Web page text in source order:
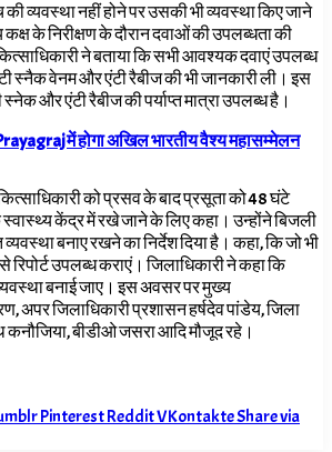
व्यवस्था नहीं होने पर उसकी भी व्यवस्था किए जाने
के निरीक्षण के दौरान दवाओं की उपलब्धता की
ने बताया कि सभी आवश्यक दवाएं उपलब्ध
स्नैक वेनम और एंटी रैबीज की भी जानकारी ली। इस
स्नेक और एंटी रैबीज की पर्याप्त मात्रा उपलब्ध है।
में होगा अखिल भारतीय वैश्य महासम्मेलन
को प्रसव के बाद प्रसूता को 48 घंटे
स्वास्थ्य केंद्र में रखे जाने के लिए कहा। उन्होंने बिजली
बनाए रखने का निर्देश दिया है। कहा, कि जो भी
उपलब्ध कराएं। जिलाधिकारी ने कहा कि
बनाई जाए। इस अवसर पर मुख्य
अपर जिलाधिकारी प्रशासन हर्षदेव पांडेय, जिला
कनौजिया, बीडीओ जसरा आदि मौजूद रहे।
PinterestRedditVKontakteShare via